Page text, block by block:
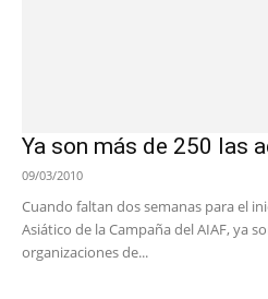
Ya son más de 250 las
09/03/2010
Cuando faltan dos semanas para el
Asiático de la Campaña del AIAF, ya
organizaciones de...